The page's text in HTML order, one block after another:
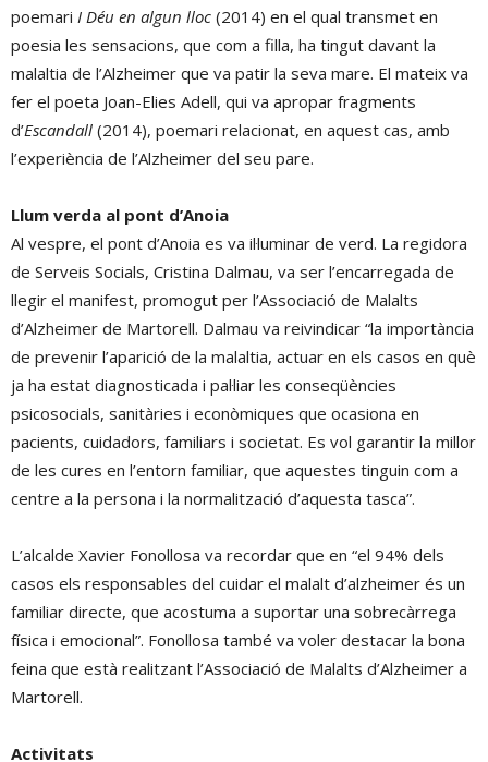
poemari I Déu en algun lloc (2014) en el qual transmet en
poesia les sensacions, que com a filla, ha tingut davant la
malaltia de l’Alzheimer que va patir la seva mare. El mateix va
fer el poeta Joan-Elies Adell, qui va apropar fragments
d’Escandall (2014), poemari relacionat, en aquest cas, amb
l’experiència de l’Alzheimer del seu pare.
Llum verda al pont d’Anoia
Al vespre, el pont d’Anoia es va il·luminar de verd. La regidora
de Serveis Socials, Cristina Dalmau, va ser l’encarregada de
llegir el manifest, promogut per l’Associació de Malalts
d’Alzheimer de Martorell. Dalmau va reivindicar “la importància
de prevenir l’aparició de la malaltia, actuar en els casos en què
ja ha estat diagnosticada i pal·liar les conseqüències
psicosocials, sanitàries i econòmiques que ocasiona en
pacients, cuidadors, familiars i societat. Es vol garantir la millor
de les cures en l’entorn familiar, que aquestes tinguin com a
centre a la persona i la normalització d’aquesta tasca”.
L’alcalde Xavier Fonollosa va recordar que en “el 94% dels
casos els responsables del cuidar el malalt d’alzheimer és un
familiar directe, que acostuma a suportar una sobrecàrrega
física i emocional”. Fonollosa també va voler destacar la bona
feina que està realitzant l’Associació de Malalts d’Alzheimer a
Martorell.
Activitats